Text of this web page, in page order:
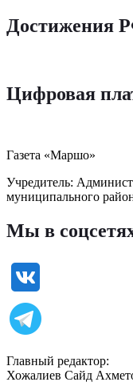
Достижения
Цифровая
Газета «Маршо»
Учредитель:
муниципального
Мы в
Главный редактор:
Хожалиев Сайд